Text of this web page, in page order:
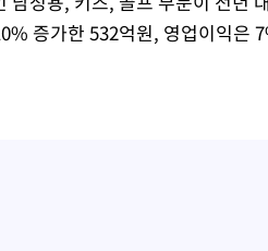
증가한 532억원, 영업이익은